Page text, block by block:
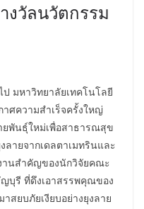
งวัลนวัตกรรม
ป มหาวิทยาลัยเทคโนโลยี
ศความสำเร็จครั้งใหญ่
ยพันธุ์ใหม่เพื่อสาธารณสุข
ายจากเดลตาเมทรินและ
านสำคัญของนักวิจัยคณะ
บุรี ที่ดึงเอาสรรพคุณของ
สยบภัยเงียบอย่างยุงลาย